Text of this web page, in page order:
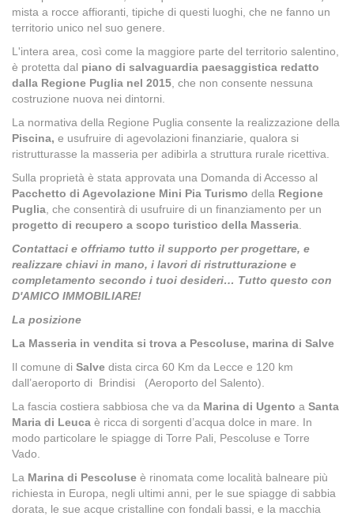
mista a rocce affioranti, tipiche di questi luoghi, che ne fanno un
territorio unico nel suo genere.
L'intera area, così come la maggiore parte del territorio salentino,
è protetta dal piano di salvaguardia paesaggistica redatto
dalla Regione Puglia nel 2015 , che non consente nessuna
costruzione nuova nei dintorni.
La normativa della Regione Puglia consente la realizzazione della
Piscina, e usufruire di agevolazioni finanziarie, qualora si
ristrutturasse la masseria per adibirla a struttura rurale ricettiva.
Sulla proprietà è stata approvata una Domanda di Accesso al
Pacchetto di Agevolazione Mini Pia Turismo della Regione
Puglia , che consentirà di usufruire di un finanziamento per un
progetto di recupero a scopo turistico della Masseria
Contattaci e offriamo tutto il supporto per progettare, e
realizzare chiavi in mano, i lavori di ristrutturazione e
completamento secondo i tuoi desideri… Tutto questo con
D'AMICO IMMOBILIARE!
La posizione
La Masseria in vendita si trova a Pescoluse, marina di Salve
Il comune di Salve dista circa 60 Km da Lecce e 120 km
dall’aeroporto di Brindisi (Aeroporto del Salento).
La fascia costiera sabbiosa che va da Marina di Ugento a Santa
Maria di Leuca è ricca di sorgenti d’acqua dolce in mare. In
modo particolare le spiagge di Torre Pali, Pescoluse e Torre
Vado.
La Marina di Pescoluse è rinomata come località balneare più
richiesta in Europa, negli ultimi anni, per le sue spiagge di sabbia
dorata, le sue acque cristalline con fondali bassi, e la macchia